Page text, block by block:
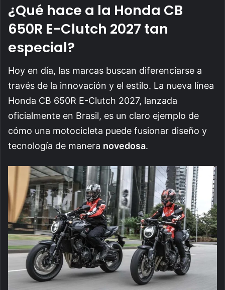
¿Qué hace a la Honda CB
650R E-Clutch 2027 tan
especial?
Hoy en día, las marcas buscan diferenciarse a
través de la innovación y el estilo. La nueva línea
Honda CB 650R E-Clutch 2027, lanzada
oficialmente en Brasil, es un claro ejemplo de
cómo una motocicleta puede fusionar diseño y
tecnología de manera novedosa.